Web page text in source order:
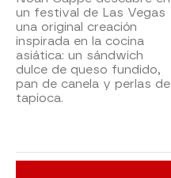
un festival de Las Vegas
una original creación
inspirada en la cocina
asiática: un sándwich
dulce de queso fundido,
pan de canela y perlas de
tapioca.